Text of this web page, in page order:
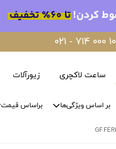
۰۲۱ - ۷۱۴ ۰۰۰ ۱۰
ساعت لاکچری زیورآلات
بر اساس ویژگی‌ها براساس قیمت